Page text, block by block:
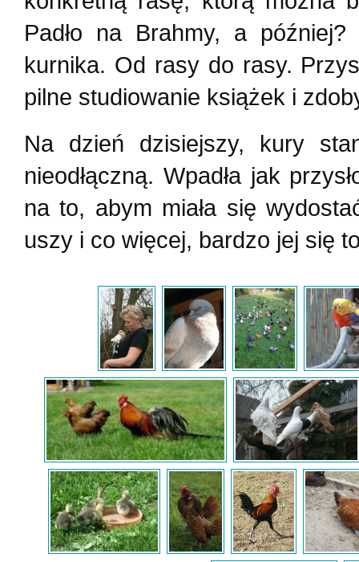
Padło na Brahmy, a
kurnika. Od rasy do rasy.
pilne studiowanie książek i
Na dzień dzisiejszy, kury
nieodłączną. Wpadła jak
na to, abym miała się
uszy i co więcej, bardzo jej się